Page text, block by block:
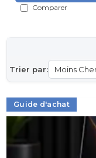
Comparer
Trier par:
Guide d'achat